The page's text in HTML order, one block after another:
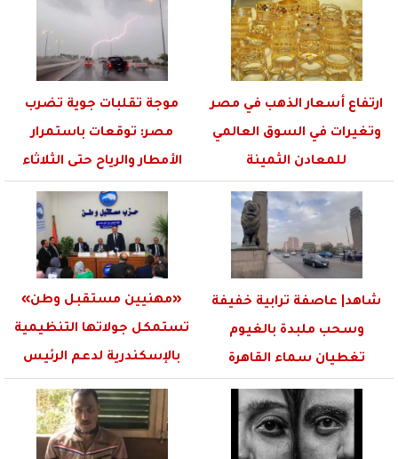
ارتفاع أسعار الذهب في مصر
وتغيرات في السوق العالمي
للمعادن الثمينة
موجة تقلبات جوية تضرب
مصر: توقعات باستمرار
الأمطار والرياح حتى الثلاثاء
شاهد| عاصفة ترابية خفيفة
وسحب ملبدة بالغيوم
تغطيان سماء القاهرة
«مهنيين مستقبل وطن»
تستمكل جولاتها التنظيمية
بالإسكندرية لدعم الرئيس
السيسي